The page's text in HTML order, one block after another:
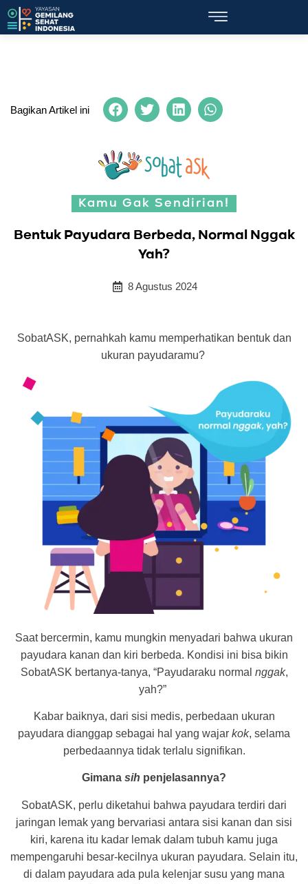
Bagikan Artikel ini
Kamu Gak Sendirian!
Bentuk Payudara Berbeda, Normal Nggak
Yah?
8 Agustus 2024
SobatASK, pernahkah kamu memperhatikan bentuk dan
ukuran payudaramu?
Saat bercermin, kamu mungkin menyadari bahwa ukuran
payudara kanan dan kiri berbeda. Kondisi ini bisa bikin
SobatASK bertanya-tanya, “Payudaraku normal nggak,
yah?”
Kabar baiknya, dari sisi medis, perbedaan ukuran
payudara dianggap sebagai hal yang wajar kok, selama
perbedaannya tidak terlalu signifikan.
Gimana sih penjelasannya?
SobatASK, perlu diketahui bahwa payudara terdiri dari
jaringan lemak yang bervariasi antara sisi kanan dan sisi
kiri, karena itu kadar lemak dalam tubuh kamu juga
mempengaruhi besar-kecilnya ukuran payudara. Selain itu,
di dalam payudara ada pula kelenjar susu yang mana